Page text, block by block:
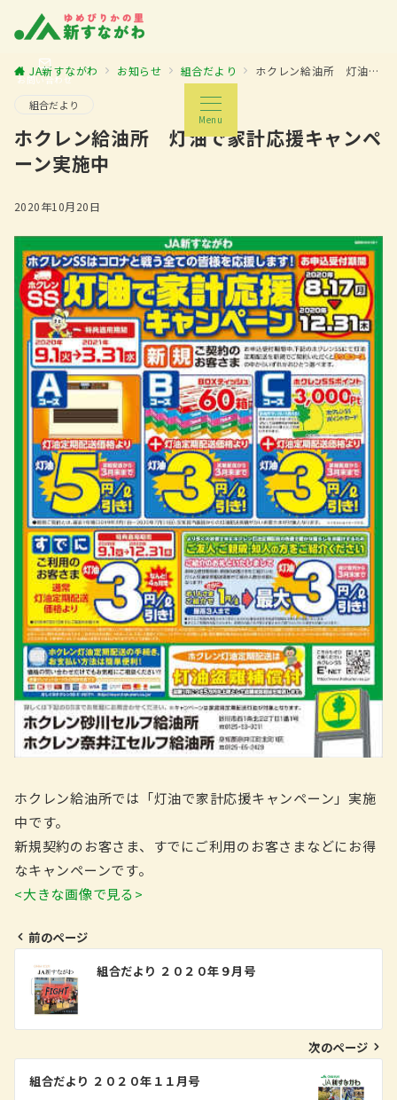
お問い合わせ
Menu
JA新すながわ お知らせ 組合だより ホクレン給油所 灯油で家計応援キャンペーン実施中
組合だより
ホクレン給油所 灯油で家計応援キャンペ
ーン実施中
2020年10月20日
ホクレン給油所では「灯油で家計応援キャンペーン」実施
中です。
新規契約のお客さま、すでにご利用のお客さまなどにお得
なキャンペーンです。
<大きな画像で見る>
稿
ゲ
前のページ
組合だより ２０２０年９月号
次のページ
組合だより ２０２０年１１月号